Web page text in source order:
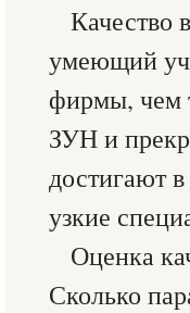
Качество
умеющий
фирмы, чем
ЗУН и
достигают
узкие
Оценка
Сколько